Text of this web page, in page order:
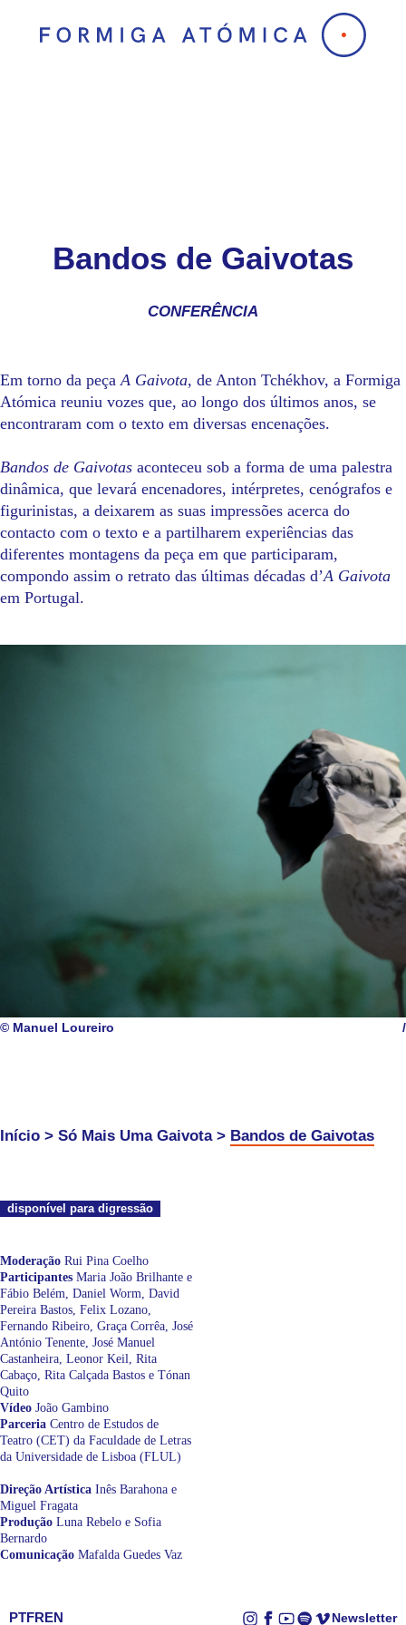
content
Bandos de Gaivotas
CONFERÊNCIA
Em torno da peçaA Gaivota, de Anton Tchékhov, a Formiga
Atómica reuniu vozes que, ao longo dos últimos anos, se
encontraram com o texto em diversas encenações.
Bandos de Gaivotas aconteceu sob a forma de uma palestra
dinâmica, que levará encenadores, intérpretes, cenógrafos e
figurinistas, a deixarem as suas impressões acerca do
contacto com o texto e a partilharem experiências das
diferentes montagens da peça em que participaram,
compondo assim o retrato das últimas décadas d’A Gaivota
em Portugal.
© Manuel Loureiro /
Início > Só Mais Uma Gaivota> Bandos de Gaivotas
disponível para digressão
Moderação Rui Pina Coelho
Participantes Maria João Brilhante e
Fábio Belém, Daniel Worm, David
Pereira Bastos, Felix Lozano,
Fernando Ribeiro, Graça Corrêa, José
António Tenente, José Manuel
Castanheira, Leonor Keil, Rita
Cabaço, Rita Calçada Bastos e Tónan
Quito
Vídeo João Gambino
Parceria Centro de Estudos de
Teatro (CET) da Faculdade de Letras
da Universidade de Lisboa (FLUL)
Direção Artística Inês Barahona e
Miguel Fragata
Produção Luna Rebelo e Sofia
Bernardo
Comunicação Mafalda Guedes Vaz
PTFR EN Newsletter